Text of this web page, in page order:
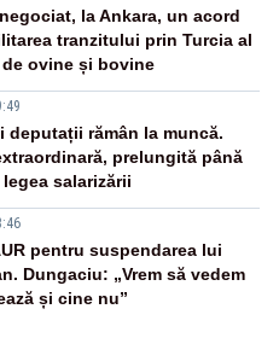
la Ankara, un acord
tranzitului prin Turcia al
ovine și bovine
deputații rămân la muncă.
prelungită până
salarizării
pentru suspendarea lui
Dungaciu: „Vrem să vedem
și cine nu”